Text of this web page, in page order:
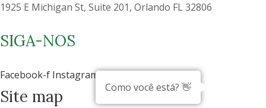
1925 E Michigan St, Suite 201, Orlando FL 32806
SIGA-NOS
Facebook-f InstagramYoutube
Site map
Como você está? 👋